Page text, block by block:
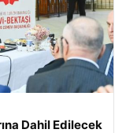
Dahil Edilecek